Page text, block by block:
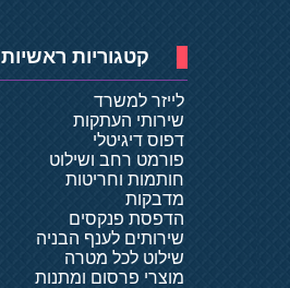
קטגוריות ראשיות
לייזר למשרד
שירותי העתקות
דפוס דיגיטלי
פורמט רחב ושילוט
חותמות וחריטות
מדבקות
הדפסת פנקסים
שירותים לענף הבניה
שילוט לכל מטרה
מוצרי פרסום ומתנות